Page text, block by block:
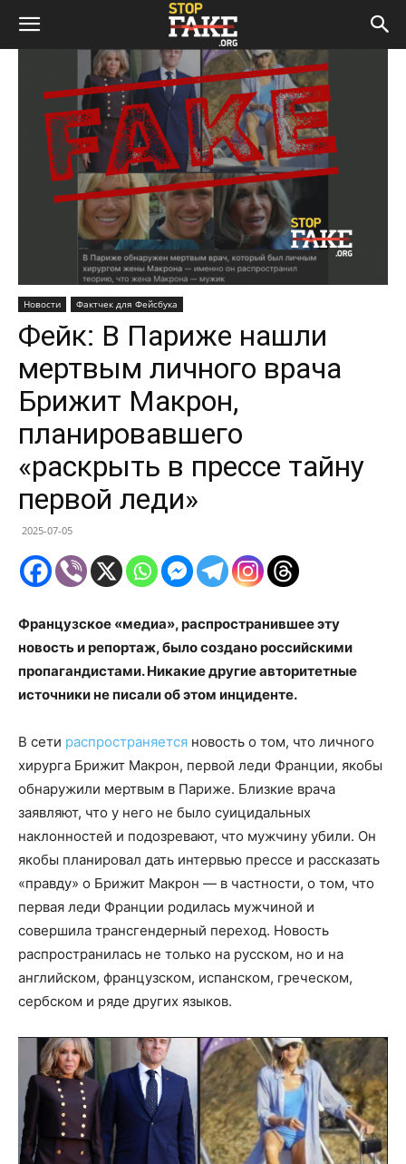
Новости Фактчек для Фейсбука
Фейк: В Париже нашли
мертвым личного врача
Брижит Макрон,
планировавшего
«раскрыть в прессе тайну
первой леди»
2025-07-05
Французское «медиа», распространившее эту
новость и репортаж, было создано российскими
пропагандистами. Никакие другие авторитетные
источники не писали об этом инциденте.
В сети распространяется новость о том, что личного
хирурга Брижит Макрон, первой леди Франции, якобы
обнаружили мертвым в Париже. Близкие врача
заявляют, что у него не было суицидальных
наклонностей и подозревают, что мужчину убили. Он
якобы планировал дать интервью прессе и рассказать
«правду» о Брижит Макрон — в частности, о том, что
первая леди Франции родилась мужчиной и
совершила трансгендерный переход. Новость
распространилась не только на русском, но и на
английском, французском, испанском, греческом,
сербском и ряде других языков.